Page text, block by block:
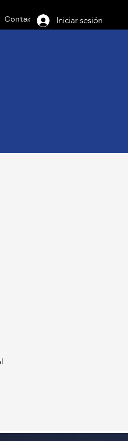
Contacto Iniciar sesión